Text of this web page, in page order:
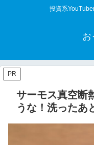
投資系
お
PR
サーモス真空断
うな！洗ったあ